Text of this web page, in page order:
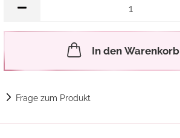
In den Warenkorb
Frage zum Produkt